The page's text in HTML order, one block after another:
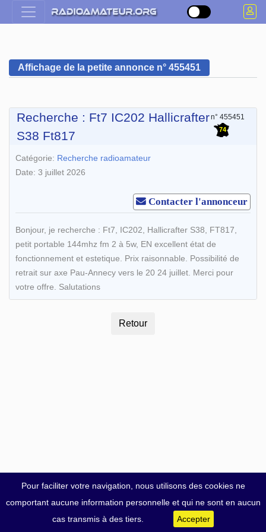
Pour faciliter votre navigation, nous utilisons des cookies ne
comportant aucune information personnelle et qui ne sont en aucun
cas transmis à des tiers.
Accepter
Affichage de la petite annonce n° 455451
Recherche : Ft7 IC202 Hallicrafter
S38 Ft817
n° 455451
74
Catégorie: Recherche radioamateur
Date: 3 juillet 2026
Contacter l'annonceur
Bonjour, je recherche : Ft7, IC202, Hallicrafter S38, FT817,
petit portable 144mhz fm 2 à 5w, EN excellent état de
fonctionnement et estetique. Prix raisonnable. Possibilité de
retrait sur axe Pau-Annecy vers le 20 24 juillet. Merci pour
votre offre. Salutations